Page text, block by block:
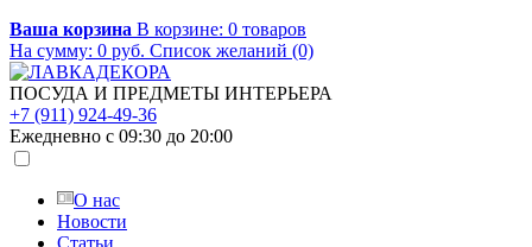
Ваша корзина В корзине: 0 товаров
На сумму: 0 руб. Список желаний (0)
ПОСУДА И ПРЕДМЕТЫ ИНТЕРЬЕРА
+7 (911) 924-49-36
Ежедневно с 09:30 до 20:00
О нас
Новости
Статьи